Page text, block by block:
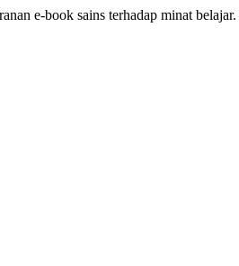
e-book sains terhadap minat belajar.